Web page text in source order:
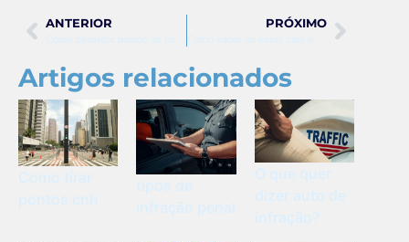
ANTERIOR PRÓXIMO
Artigos relacionados